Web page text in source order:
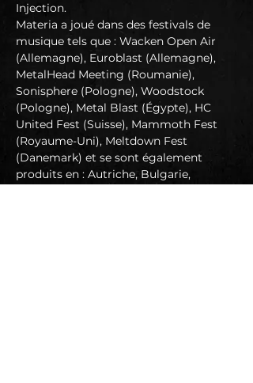
Injection.
Materia a joué dans des festivals de
musique tels que : Wacken Open Air
(Allemagne), Euroblast (Allemagne),
MetalHead Meeting (Roumanie),
Sonisphere (Pologne), Woodstock
(Pologne), Metal Blast (Égypte), HC
United Fest (Suisse), Mammoth Fest
(Royaume-Uni), Meltdown Fest
(Danemark) et se sont également
produits en : Autriche, Bulgarie,